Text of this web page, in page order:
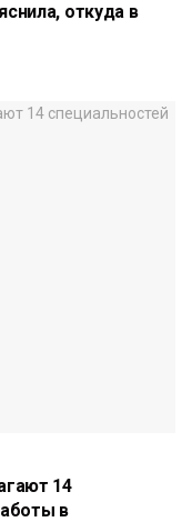
откуда в
14
в